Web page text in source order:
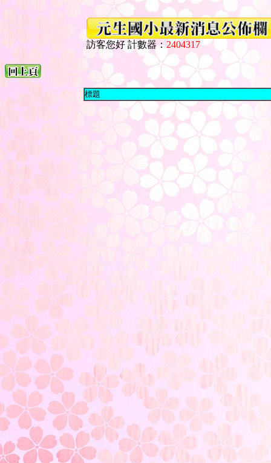
訪客您好 計數器：2404317
標題